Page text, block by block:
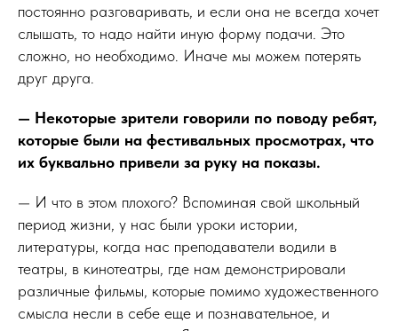
постоянно разговаривать, и если она не всегда хочет
слышать, то надо найти иную форму подачи. Это
сложно, но необходимо. Иначе мы можем потерять
друг друга.
— Некоторые зрители говорили по поводу ребят,
которые были на фестивальных просмотрах, что
их буквально привели за руку на показы.
— И что в этом плохого? Вспоминая свой школьный
период жизни, у нас были уроки истории,
литературы, когда нас преподаватели водили в
театры, в кинотеатры, где нам демонстрировали
различные фильмы, которые помимо художественного
смысла несли в себе еще и познавательное, и